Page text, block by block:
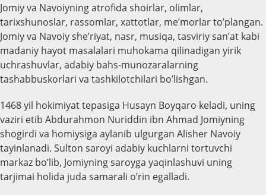
Jomiy va Navoiyning atrofida shoirlar, olimlar,
tarixshunoslar, rassomlar, xattotlar, me’morlar to’plangan.
Jomiy va Navoiy she’riyat, nasr, musiqa, tasviriy san’at kabi
madaniy hayot masalalari muhokama qilinadigan yirik
uchrashuvlar, adabiy bahs-munozaralarning
tashabbuskorlari va tashkilotchilari bo’lishgan.
1468 yil hokimiyat tepasiga Husayn Boyqaro keladi, uning
vaziri etib Abdurahmon Nuriddin ibn Ahmad Jomiyning
shogirdi va homiysiga aylanib ulgurgan Alisher Navoiy
tayinlanadi. Sulton saroyi adabiy kuchlarni tortuvchi
markaz bo’lib, Jomiyning saroyga yaqinlashuvi uning
tarjimai holida juda samarali o’rin egalladi.